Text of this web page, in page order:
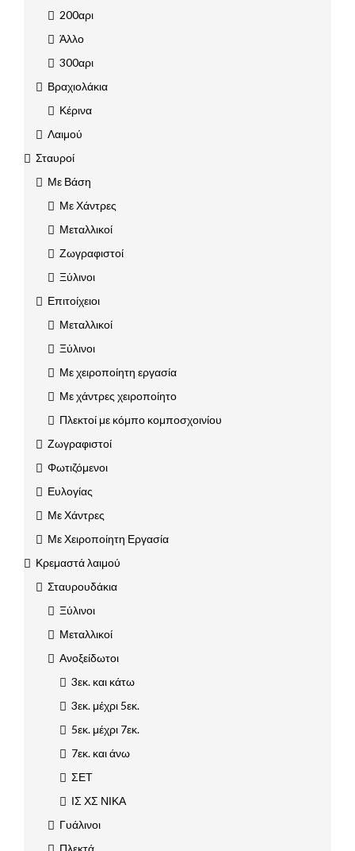
200αρι
Άλλο
300αρι
Βραχιολάκια
Κέρινα
Λαιμού
Σταυροί
Με Βάση
Με Χάντρες
Μεταλλικοί
Ζωγραφιστοί
Ξύλινοι
Επιτοίχειοι
Μεταλλικοί
Ξύλινοι
Με χειροποίητη εργασία
Με χάντρες χειροποίητο
Πλεκτοί με κόμπο κομποσχοινίου
Ζωγραφιστοί
Φωτιζόμενοι
Ευλογίας
Με Χάντρες
Με Χειροποίητη Εργασία
Κρεμαστά λαιμού
Σταυρουδάκια
Ξύλινοι
Μεταλλικοί
Ανοξείδωτοι
3εκ. και κάτω
3εκ. μέχρι 5εκ.
5εκ. μέχρι 7εκ.
7εκ. και άνω
ΣΕΤ
ΙΣ ΧΣ ΝΙΚΑ
Γυάλινοι
Πλεκτά